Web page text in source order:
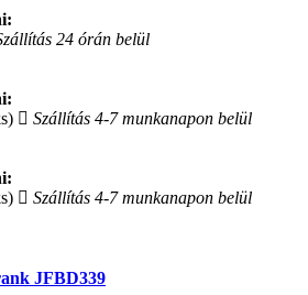
24 órán belül
Szállítás 4-7 munkanapon belül
Szállítás 4-7 munkanapon belül
JFBD339